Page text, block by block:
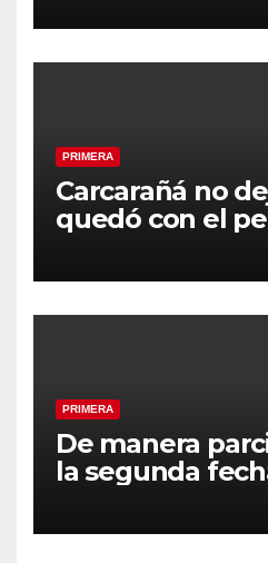
PRIMERA
Carcarañá no
quedó con el
PRIMERA
De manera
la segunda